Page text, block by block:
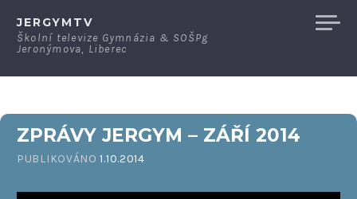
JERGYMTV
Školní televize Gymnázia & SOŠPg
Jeronýmova, Liberec
ZPRÁVY JERGYM – ZÁŘÍ 2014
PUBLIKOVÁNO1.10.2014